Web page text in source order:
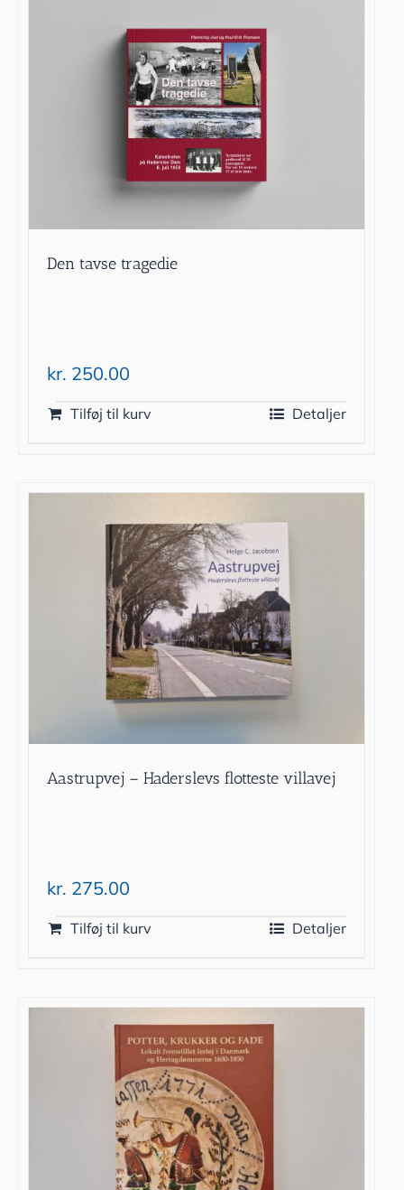
Den tavse tragedie
kr. 250.00
Tilføj til kurv Detaljer
Aastrupvej – Haderslevs flotteste villavej
kr. 275.00
Tilføj til kurv Detaljer